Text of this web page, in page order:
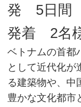
発 5日間
発着 2名
ベトナムの首都
として近代化が
る建築物や、中
豊かな文化都市